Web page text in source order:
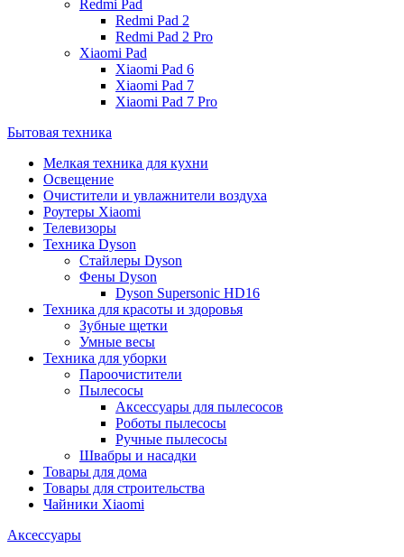
Redmi Pad
Redmi Pad 2
Redmi Pad 2 Pro
Xiaomi Pad
Xiaomi Pad 6
Xiaomi Pad 7
Xiaomi Pad 7 Pro
Бытовая техника
Мелкая техника для кухни
Освещение
Очистители и увлажнители воздуха
Роутеры Xiaomi
Телевизоры
Техника Dyson
Стайлеры Dyson
Фены Dyson
Dyson Supersonic HD16
Техника для красоты и здоровья
Зубные щетки
Умные весы
Техника для уборки
Пароочистители
Пылесосы
Аксессуары для пылесосов
Роботы пылесосы
Ручные пылесосы
Швабры и насадки
Товары для дома
Товары для строительства
Чайники Xiaomi
Аксессуары